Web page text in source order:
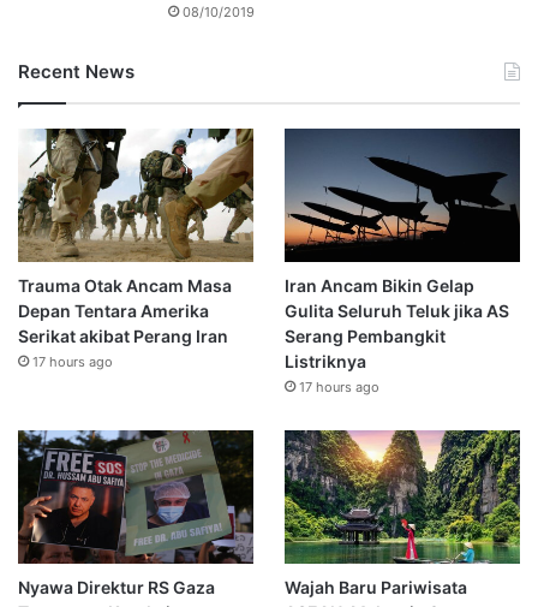
08/10/2019
Recent News
Trauma Otak Ancam Masa
Depan Tentara Amerika
Serikat akibat Perang Iran
17 hours ago
Iran Ancam Bikin Gelap
Gulita Seluruh Teluk jika AS
Serang Pembangkit
Listriknya
17 hours ago
Nyawa Direktur RS Gaza
Wajah Baru Pariwisata